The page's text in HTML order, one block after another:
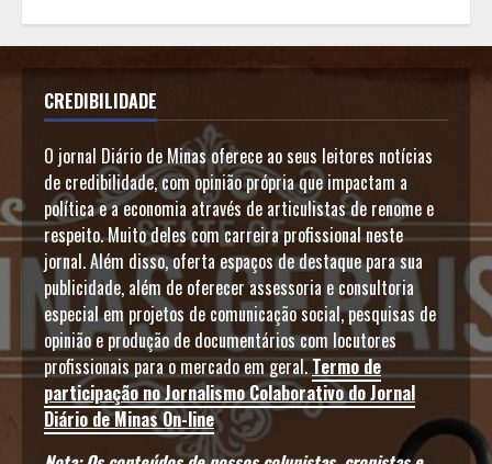
CREDIBILIDADE
O jornal Diário de Minas oferece ao seus leitores notícias
de credibilidade, com opinião própria que impactam a
política e a economia através de articulistas de renome e
respeito. Muito deles com carreira profissional neste
jornal. Além disso, oferta espaços de destaque para sua
publicidade, além de oferecer assessoria e consultoria
especial em projetos de comunicação social, pesquisas de
opinião e produção de documentários com locutores
profissionais para o mercado em geral.Termo de
participação no Jornalismo Colaborativo do Jornal
Diário de Minas On-line